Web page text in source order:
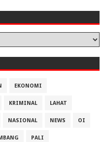
EKONOMI
KRIMINAL LAHAT
NASIONAL NEWS OI
PALI